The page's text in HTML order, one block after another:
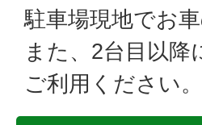
駐車場現地でお
また、2台目以
ご利用ください。